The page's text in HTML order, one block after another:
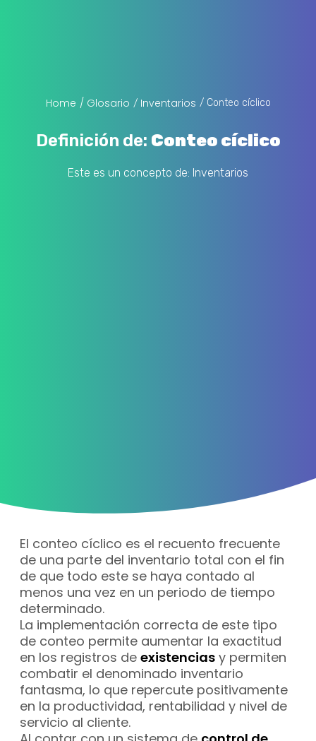
Home / Glosario / Inventarios / Conteo cíclico
Definición de: Conteo cíclico
Este es un concepto de: Inventarios
El conteo cíclico es el recuento frecuente
de una parte del inventario total con el fin
de que todo este se haya contado al
menos una vez en un periodo de tiempo
determinado.
La implementación correcta de este tipo
de conteo permite aumentar la exactitud
en los registros de existencias y permiten
combatir el denominado inventario
fantasma, lo que repercute positivamente
en la productividad, rentabilidad y nivel de
servicio al cliente.